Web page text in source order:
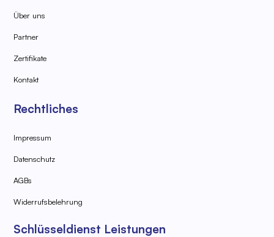
Über uns
Partner
Zertifikate
Kontakt
Rechtliches
Impressum
Datenschutz
AGBs
Widerrufsbelehrung
Schlüsseldienst Leistungen